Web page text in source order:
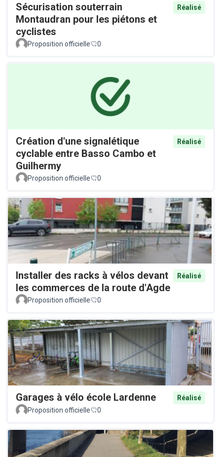
Sécurisation souterrain
Montaudran pour les piétons et
cyclistes
Réalisé
Proposition officielle 0
Création d'une signalétique
cyclable entre Basso Cambo et
Guilhermy
Réalisé
Proposition officielle 0
Installer des racks à vélos devant
les commerces de la route d'Agde
Réalisé
Proposition officielle 0
Garages à vélo école Lardenne
Réalisé
Proposition officielle
0